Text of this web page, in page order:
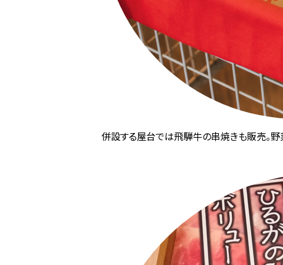
併設する屋台では飛騨牛の串焼きも販売。野